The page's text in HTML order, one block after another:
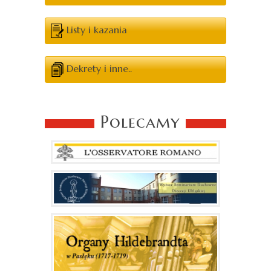
Listy i kazania
Dekrety i inne..
Polecamy